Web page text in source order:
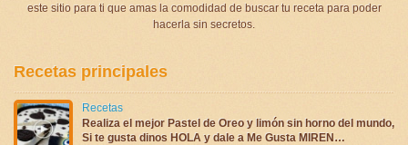
este sitio para ti que amas la comodidad de buscar tu receta para poder
hacerla sin secretos.
Recetas principales
Recetas
Realiza el mejor Pastel de Oreo y limón sin horno del mundo,
Si te gusta dinos HOLA y dale a Me Gusta MIREN…